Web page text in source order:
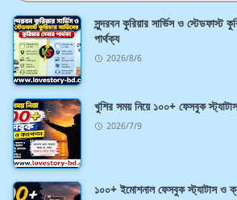
সুন্দরবন কুরিয়ার সার্ভিস ও স্টেডফাস্ট
পার্থক্য
2026/8/6
খুশির সময় নিয়ে ১০০+ ফেসবুক
2026/7/9
১০০+ ইমোশনাল ফেসবুক স্ট্যাটাস ও